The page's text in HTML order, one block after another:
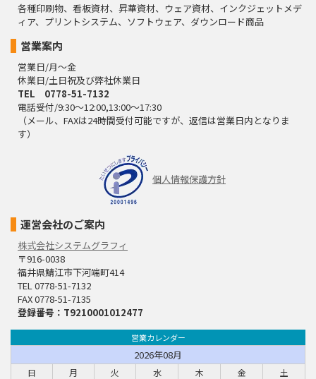
各種印刷物、看板資材、昇華資材、ウェア資材、インクジェットメデ
ィア、プリントシステム、ソフトウェア、ダウンロード商品
営業案内
営業日/月～金
休業日/土日祝及び弊社休業日
TEL 0778-51-7132
電話受付/9:30～12:00,13:00～17:30
（メール、FAXは24時間受付可能ですが、返信は営業日内となりま
す）
個人情報保護方針
運営会社のご案内
株式会社システムグラフィ
〒916-0038
福井県鯖江市下河端町414
TEL 0778-51-7132
FAX 0778-51-7135
登録番号：T9210001012477
営業カレンダー
2026年08月
日 月 火 水 木 金 土